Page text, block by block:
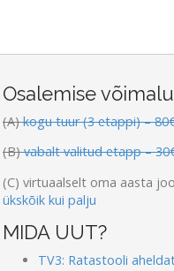
Osalemise
(A)kogu tuur (3 etappi) –
(B)vabalt valitud etapp –
(C) virtuaalselt oma aasta
ükskõik kui palju
MIDA UUT?
TV3: Ratastooli